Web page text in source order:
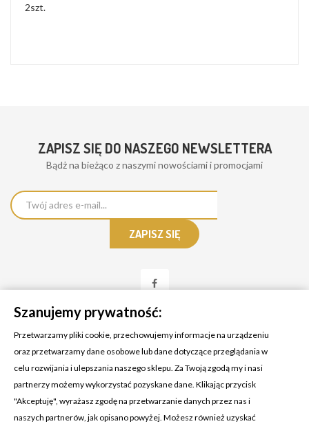
2szt.
ZAPISZ SIĘ DO NASZEGO NEWSLETTERA
Bądż na bieżąco z naszymi nowościami i promocjami
KONTAKT Z NAMI
Adres:
Cosmetic4car
Budzisz 73A
Szanujemy prywatność:
Przetwarzamy pliki cookie, przechowujemy informacje na urządzeniu
oraz przetwarzamy dane osobowe lub dane dotyczące przeglądania w
celu rozwijania i ulepszania naszego sklepu. Za Twoją zgodą my i nasi
partnerzy możemy wykorzystać pozyskane dane. Klikając przycisk
"Akceptuję", wyrażasz zgodę na przetwarzanie danych przez nas i
naszych partnerów, jak opisano powyżej. Możesz również uzyskać